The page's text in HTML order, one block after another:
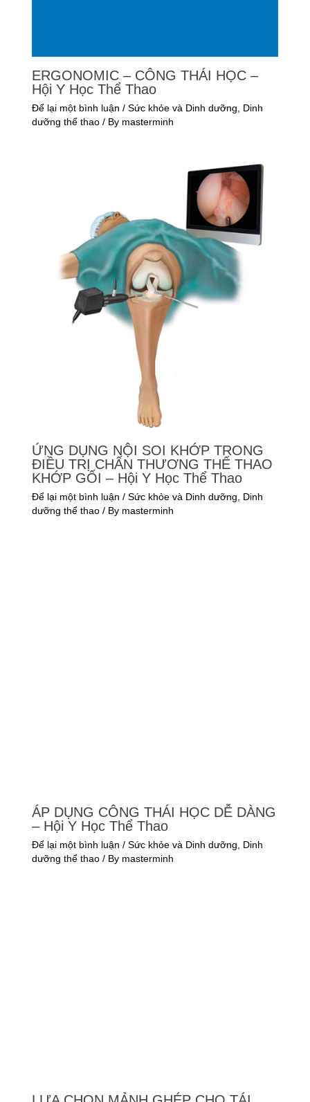
ERGONOMIC – CÔNG THÁI HỌC –
Hội Y Học Thể Thao
Để lại một bình luận / Sức khỏe và Dinh dưỡng
Dinh
dưỡng thể thao/ By masterminh
ỨNG DỤNG NỘI SOI KHỚP TRONG
ĐIỀU TRỊ CHẤN THƯƠNG THỂ THAO
KHỚP GỐI – Hội Y Học Thể Thao
Để lại một bình luận / Sức khỏe và Dinh dưỡng, Dinh
dưỡng thể thao/ By masterminh
ÁP DỤNG CÔNG THÁI HỌC DỄ DÀNG
– Hội Y Học Thể Thao
Để lại một bình luận / Sức khỏe và Dinh dưỡng, Dinh
dưỡng thể thao/ By masterminh